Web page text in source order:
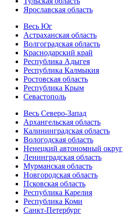
Ярославская область
Весь Юг
Астраханская область
Волгоградская область
Краснодарский край
Республика Адыгея
Республика Калмыкия
Ростовская область
Республика Крым
Севастополь
Весь Северо-Запад
Архангельская область
Калининградская область
Вологодская область
Ненецкий автономный округ
Ленинградская область
Мурманская область
Новгородская область
Псковская область
Республика Карелия
Республика Коми
Санкт-Петербург